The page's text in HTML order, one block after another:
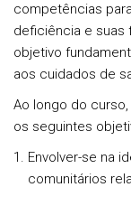
competências
deficiência e suas
objetivo
aos cuidados de
Ao longo do
os seguintes
Envolver-se na
comunitários